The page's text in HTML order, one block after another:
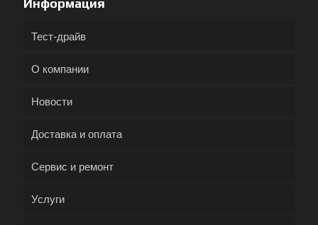
Информация
Тест-драйв
О компании
Новости
Доставка и оплата
Сервис и ремонт
Услуги